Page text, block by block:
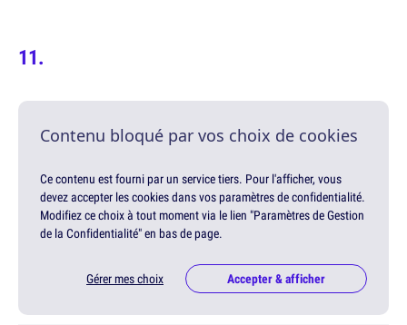
Contenu bloqué par vos choix de cookies
Ce contenu est fourni par un service tiers. Pour l'afficher, vous
devez accepter les cookies dans vos paramètres de confidentialité.
Modifiez ce choix à tout moment via le lien "Paramètres de Gestion
de la Confidentialité" en bas de page.
Gérer mes choix Accepter & afficher